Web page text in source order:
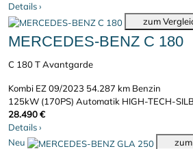
Details›
zum
MERCEDES-BENZ C 180
C 180 T Avantgarde
Kombi EZ 09/2023 54.287 km Benzin
125kW (170PS) Automatik HIGH-TECH-
28.490 €
Details›
Neu